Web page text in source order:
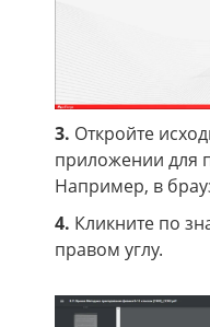
3. Откройте
приложении для
Например, в
4. Кликните по
правом углу.